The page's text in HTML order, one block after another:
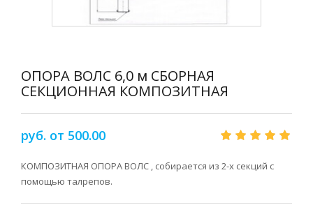
ОПОРА ВОЛС 6,0 м СБОРНАЯ
СЕКЦИОННАЯ КОМПОЗИТНАЯ
руб. от 500.00
КОМПОЗИТНАЯ ОПОРА ВОЛС , собирается из 2-х секций с
помощью талрепов.